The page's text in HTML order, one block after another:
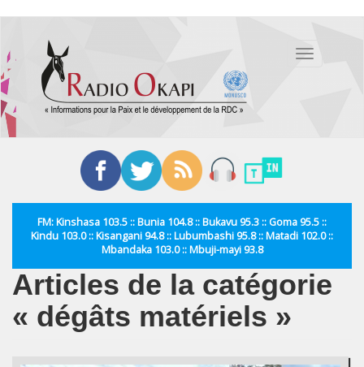
contenu
principal
Toggle
FM: Kinshasa 103.5 :: Bunia 104.8 :: Bukavu 95.3 :: Goma 95.5 ::
Kindu 103.0 :: Kisangani 94.8 :: Lubumbashi 95.8 :: Matadi 102.0 ::
Mbandaka 103.0 :: Mbuji-mayi 93.8
Articles de la catégorie
« dégâts matériels »